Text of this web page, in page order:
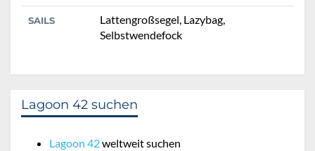
SAILS
Lattengroßsegel, Lazybag,
Selbstwendefock
Lagoon 42 suchen
Lagoon 42weltweit suchen